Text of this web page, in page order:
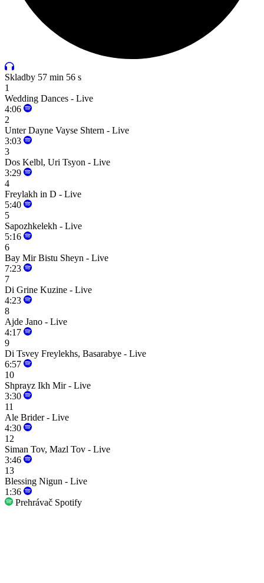
Skladby 57 min 56 s
1
Wedding Dances - Live
4:06
2
Unter Dayne Vayse Shtern - Live
3:03
3
Dos Kelbl, Uri Tsyon - Live
3:29
4
Freylakh in D - Live
5:40
5
Sapozhkelekh - Live
5:16
6
Bay Mir Bistu Sheyn - Live
7:23
7
Di Grine Kuzine - Live
4:23
8
Ajde Jano - Live
4:17
9
Di Tsvey Freylekhs, Basarabye - Live
6:57
10
Shprayz Ikh Mir - Live
3:30
11
Ale Brider - Live
4:30
12
Siman Tov, Mazl Tov - Live
3:46
13
Blessing Nigun - Live
1:36
Prehrávač Spotify